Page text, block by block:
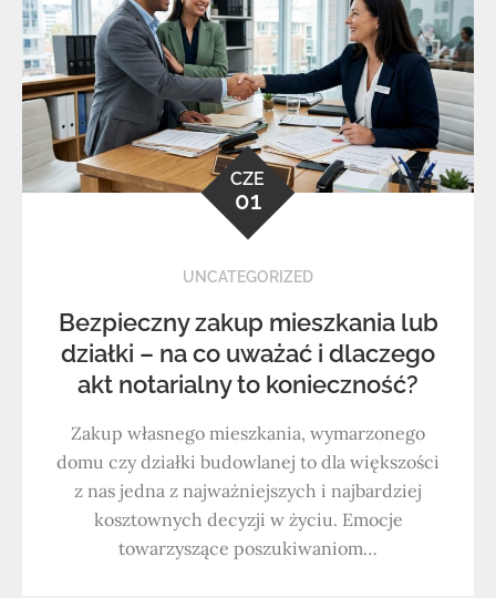
CZE
01
UNCATEGORIZED
Bezpieczny zakup mieszkania lub
działki – na co uważać i dlaczego
akt notarialny to konieczność?
Zakup własnego mieszkania, wymarzonego
domu czy działki budowlanej to dla większości
z nas jedna z najważniejszych i najbardziej
kosztownych decyzji w życiu. Emocje
towarzyszące poszukiwaniom…